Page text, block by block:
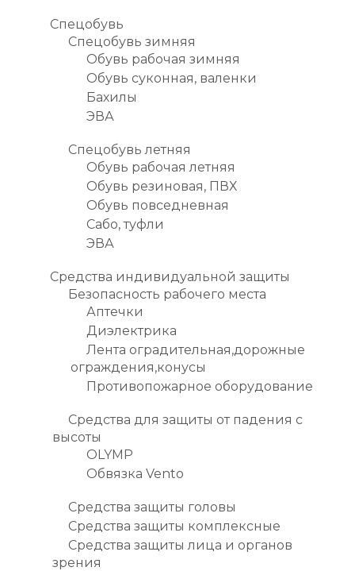
Спецобувь
Спецобувь зимняя
Обувь рабочая зимняя
Обувь суконная, валенки
Бахилы
ЭВА
Спецобувь летняя
Обувь рабочая летняя
Обувь резиновая, ПВХ
Обувь повседневная
Сабо, туфли
ЭВА
Средства индивидуальной защиты
Безопасность рабочего места
Аптечки
Диэлектрика
Лента оградительная,дорожные
ограждения,конусы
Противопожарное оборудование
Средства для защиты от падения с
высоты
OLYMP
Обвязка Vento
Средства защиты головы
Средства защиты комплексные
Средства защиты лица и органов
зрения